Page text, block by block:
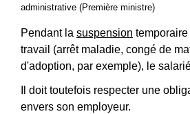
administrative (Première ministre)
Pendant la suspension
travail (arrêt maladie, congé de
d'adoption, par exemple), le
Il doit toutefois respecter une
envers son employeur.